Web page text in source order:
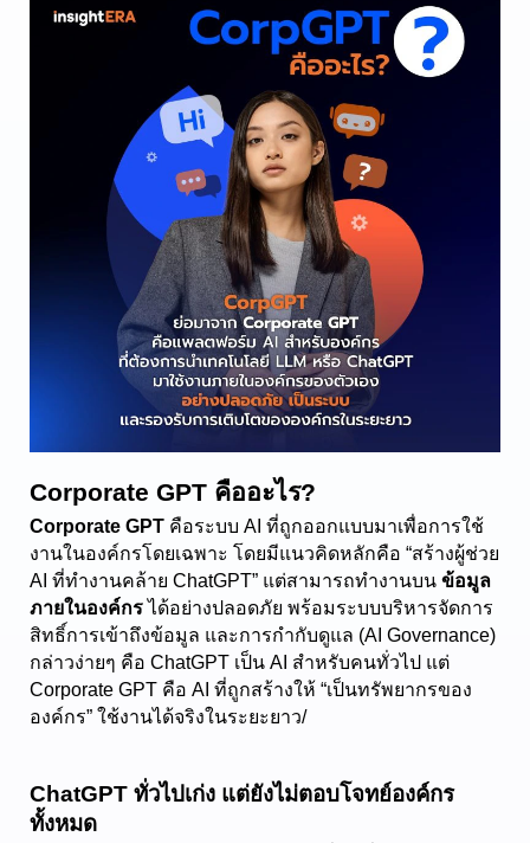
Corporate GPT คืออะไร?
Corporate GPT คือระบบ AI ที่ถูกออกแบบมาเพื่อการใช้
งานในองค์กรโดยเฉพาะ โดยมีแนวคิดหลักคือ “สร้างผู้ช่วย
AI ที่ทำงานคล้าย ChatGPT” แต่สามารถทำงานบน ข้อมูล
ภายในองค์กร ได้อย่างปลอดภัย พร้อมระบบบริหารจัดการ
สิทธิ์การเข้าถึงข้อมูล และการกำกับดูแล (AI Governance)
กล่าวง่ายๆ คือ ChatGPT เป็น AI สำหรับคนทั่วไป แต่
Corporate GPT คือ AI ที่ถูกสร้างให้ “เป็นทรัพยากรของ
องค์กร” ใช้งานได้จริงในระยะยาว/
ChatGPT ทั่วไปเก่ง แต่ยังไม่ตอบโจทย์องค์กร
ทั้งหมด